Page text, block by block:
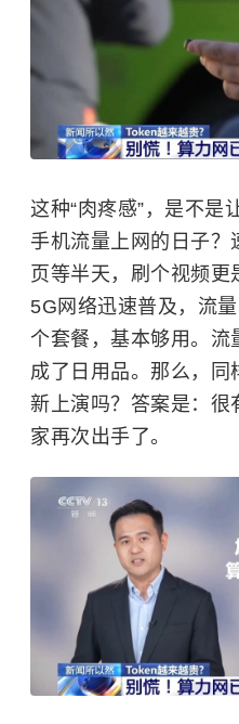
这种“肉疼感”，是不是
手机流量上网的日子？
页等半天，刷个视频更
5G网络迅速普及，流
个套餐，基本够用。流
成了日用品。那么，同
新上演吗？答案是：很
家再次出手了。